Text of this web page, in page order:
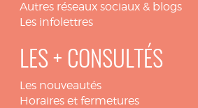
Autres réseaux sociaux & blogs
Les infolettres
LES + CONSULTÉS
Les nouveautés
Horaires et fermetures